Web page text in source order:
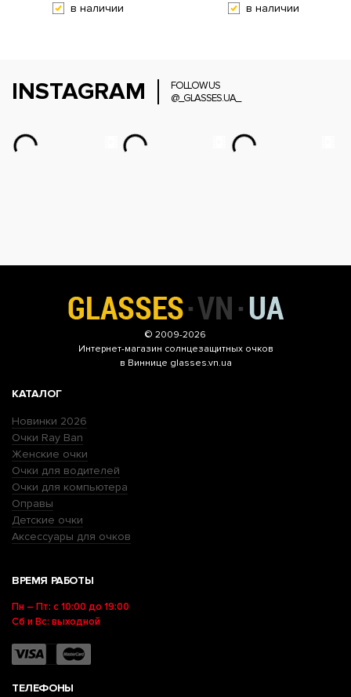
в наличии в наличии
INSTAGRAM
FOLLOW US
@_GLASSES.UA_
© 2009-2026
Интернет-магазин солнцезащитных очков
в Виннице glasses.vn.ua
КАТАЛОГ
Новинки 2026
Очки Ray Ban
Женские очки
Очки для водителей
Очки для компьютера
Оправы
Детские очки
Аксессуары для очков
ВРЕМЯ РАБОТЫ
Пн – Пт: с 10:00 до 19:00
Сб и Вс: выходной
ТЕЛЕФОНЫ